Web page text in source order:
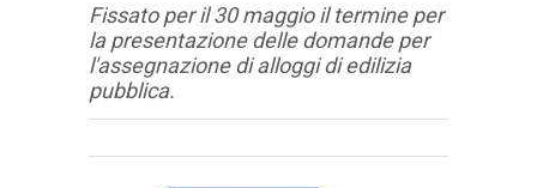
Fissato per il 30 maggio il termine per
la presentazione delle domande per
l'assegnazione di alloggi di edilizia
pubblica.
Articolo
Testo articolo principale